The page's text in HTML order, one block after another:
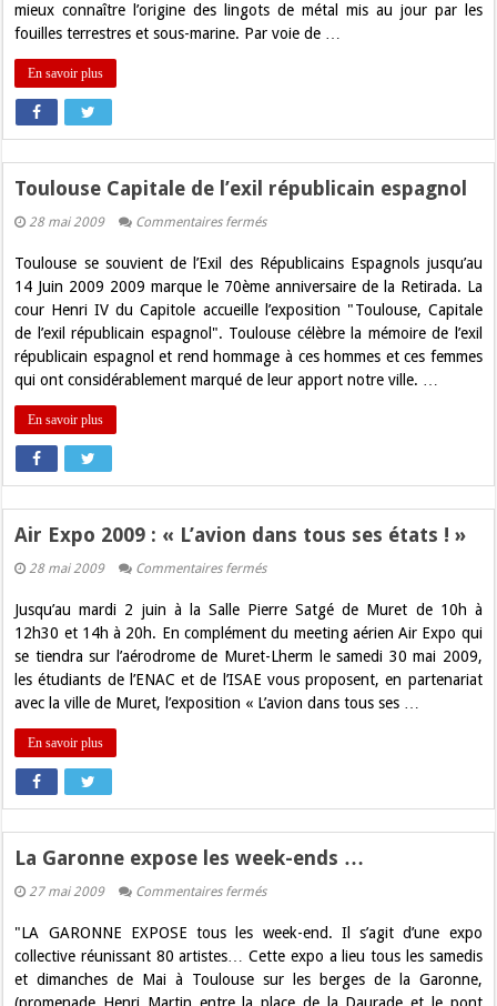
mieux connaître l’origine des lingots de métal mis au jour par les
fouilles terrestres et sous-marine. Par voie de …
En savoir plus
Toulouse Capitale de l’exil républicain espagnol
28 mai 2009 Commentaires ferméssur
de
l’exil
espagnol
Toulouse se souvient de l’Exil des Républicains Espagnols jusqu’au
14 Juin 2009 2009 marque le 70ème anniversaire de la Retirada. La
cour Henri IV du Capitole accueille l’exposition "Toulouse, Capitale
de l’exil républicain espagnol". Toulouse célèbre la mémoire de l’exil
républicain espagnol et rend hommage à ces hommes et ces femmes
qui ont considérablement marqué de leur apport notre ville. …
En savoir plus
Air Expo 2009 : « L’avion dans tous ses états ! »
28 mai 2009 Commentaires ferméssur
2009
:
L’avion
dans
ses
Jusqu’au mardi 2 juin à la Salle Pierre Satgé de Muret de 10h à
12h30 et 14h à 20h. En complément du meeting aérien Air Expo qui
se tiendra sur l’aérodrome de Muret-Lherm le samedi 30 mai 2009,
les étudiants de l’ENAC et de l’ISAE vous proposent, en partenariat
avec la ville de Muret, l’exposition « L’avion dans tous ses …
En savoir plus
La Garonne expose les week-ends …
27 mai 2009 Commentaires ferméssur
expose
les
ends
…
"LA GARONNE EXPOSE tous les week-end. Il s’agit d’une expo
collective réunissant 80 artistes… Cette expo a lieu tous les samedis
et dimanches de Mai à Toulouse sur les berges de la Garonne,